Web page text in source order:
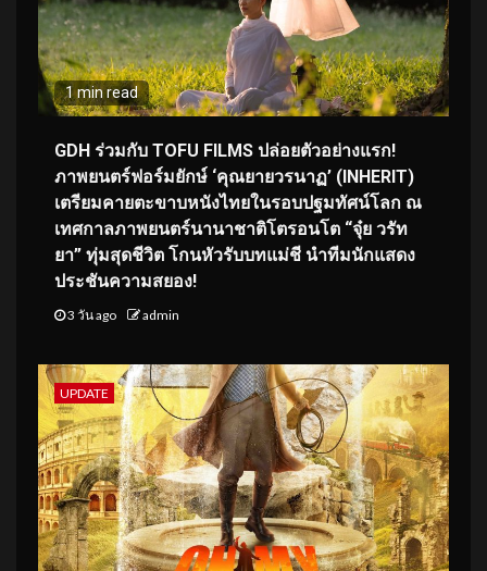
1 min read
GDH ร่วมกับ TOFU FILMS ปล่อยตัวอย่างแรก!
ภาพยนตร์ฟอร์มยักษ์ ‘คุณยายวรนาฏ’ (INHERIT)
เตรียมคายตะขาบหนังไทยในรอบปฐมทัศน์โลก ณ
เทศกาลภาพยนตร์นานาชาติโตรอนโต “จุ๋ย วรัท
ยา” ทุ่มสุดชีวิต โกนหัวรับบทแม่ชี นำทีมนักแสดง
ประชันความสยอง!
3 วัน ago admin
UPDATE